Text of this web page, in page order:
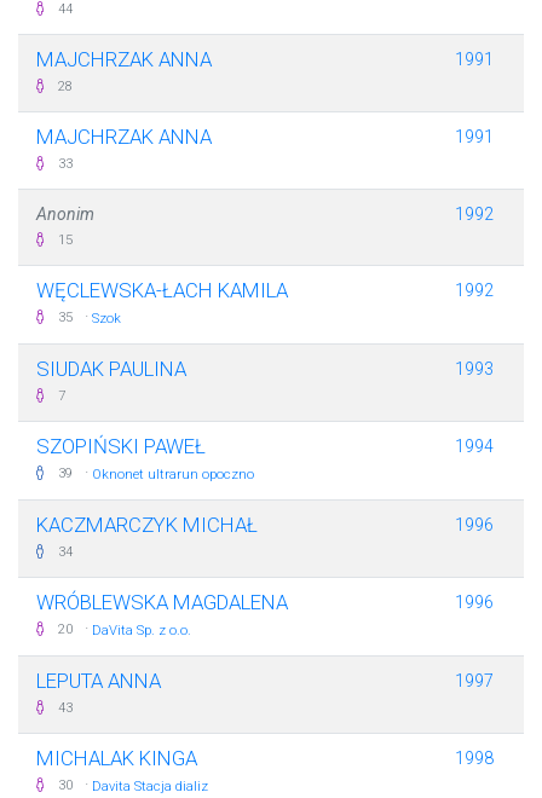
44
MAJCHRZAK ANNA
28
1991
MAJCHRZAK ANNA
33
1991
Anonim
15
1992
WĘCLEWSKA-ŁACH KAMILA
35 · Szok
1992
SIUDAK PAULINA
7
1993
SZOPIŃSKI PAWEŁ
39 · Oknonet ultrarun opoczno
1994
KACZMARCZYK MICHAŁ
34
1996
WRÓBLEWSKA MAGDALENA
20 · DaVita Sp. z o.o.
1996
LEPUTA ANNA
43
1997
MICHALAK KINGA
30 · Davita Stacja dializ
1998